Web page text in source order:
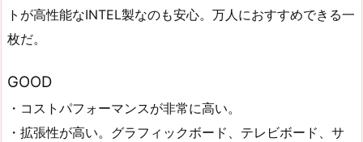
トが高性能なINTEL製なのも安心。万人におすすめできる一
枚だ。
GOOD
・コストパフォーマンスが非常に高い。
・拡張性が高い。グラフィックボード、テレビボード、サ